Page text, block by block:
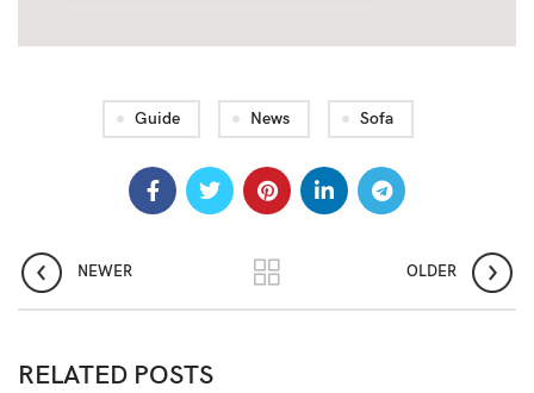
Guide News Sofa
NEWER OLDER
RELATED POSTS